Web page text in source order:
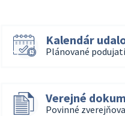
Kalendár
Plánované
Verejné
Povinné